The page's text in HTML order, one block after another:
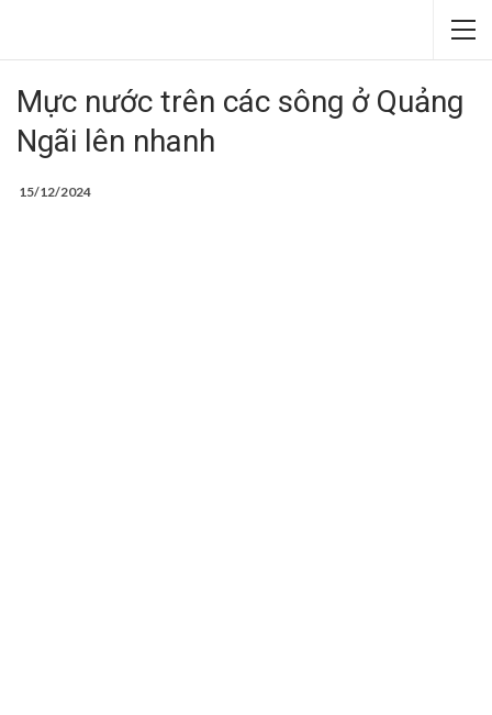
Mực nước trên các sông ở Quảng
Ngãi lên nhanh
15/12/2024